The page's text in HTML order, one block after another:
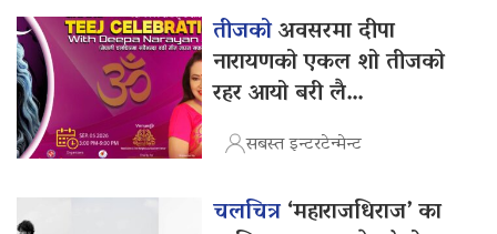
तीजकोअवसरमा दीपा
नारायणको एकल शो तीजको
रहर आयो बरी लै…
सबस्त इन्टरटेन्मेन्ट
चलचित्र‘महाराजधिराज’ का